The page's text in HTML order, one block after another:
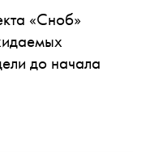
«Сноб»
до начала